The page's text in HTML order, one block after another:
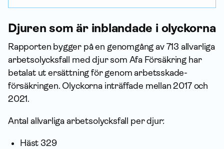
Djuren som är inblandade i olyckorna
Rapporten bygger på en genomgång av 713 allvarliga
arbetsolycksfall med djur som Afa För­säkring har
betalat ut ersättning för genom arbets­skade­
försäkringen. Olyckorna inträffade mellan 2017 och
2021.
Antal allvarliga arbetsolycksfall per djur:
Häst 329